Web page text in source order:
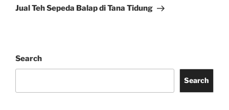
Post
Jual Teh Sepeda Balap di Tana Tidung
Search
Search